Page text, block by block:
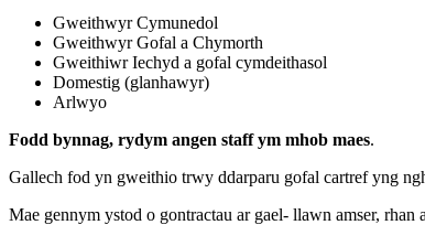
Gweithwyr Cymunedol
Gweithwyr Gofal a Chymorth
Gweithiwr Iechyd a gofal cymdeithasol
Domestig (glanhawyr)
Arlwyo
Fodd bynnag, rydym angen staff ym mhob maes.
Gallech fod yn gweithio trwy ddarparu gofal cartref yng
Mae gennym ystod o gontractau ar gael- llawn amser, rhan